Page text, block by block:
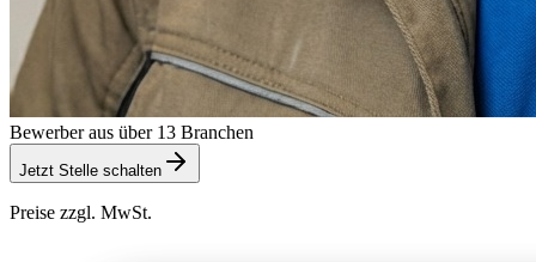
Bewerber aus über 13 Branchen
Jetzt Stelle schalten
Preise zzgl. MwSt.